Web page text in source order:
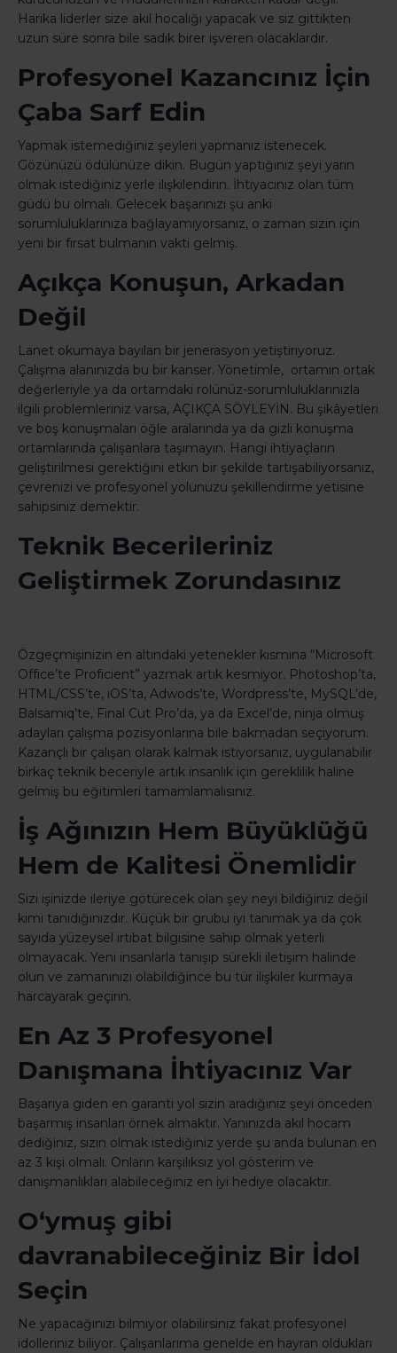
Harika liderler size akıl hocalığı yapacak ve siz gittikten
uzun süre sonra bile sadık birer işveren olacaklardır.
Profesyonel Kazancınız İçin
Çaba Sarf Edin
Yapmak istemediğiniz şeyleri yapmanız istenecek.
Gözünüzü ödülünüze dikin. Bugün yaptığınız şeyi yarın
olmak istediğiniz yerle ilişkilendirin. İhtiyacınız olan tüm
güdü bu olmalı. Gelecek başarınızı şu anki
sorumluluklarınıza bağlayamıyorsanız, o zaman sizin için
yeni bir fırsat bulmanın vakti gelmiş.
Açıkça Konuşun, Arkadan
Değil
Lanet okumaya bayılan bir jenerasyon yetiştiriyoruz.
Çalışma alanınızda bu bir kanser. Yönetimle, ortamın ortak
değerleriyle ya da ortamdaki rolünüz-sorumluluklarınızla
ilgili problemleriniz varsa, AÇIKÇA SÖYLEYİN. Bu şikâyetleri
ve boş konuşmaları öğle aralarında ya da gizli konuşma
ortamlarında çalışanlara taşımayın. Hangi ihtiyaçların
geliştirilmesi gerektiğini etkin bir şekilde tartışabiliyorsanız,
çevrenizi ve profesyonel yolunuzu şekillendirme yetisine
sahipsiniz demektir.
Teknik Becerileriniz
Geliştirmek Zorundasınız
Özgeçmişinizin en altındaki yetenekler kısmına “Microsoft
Office’te Proficient” yazmak artık kesmiyor. Photoshop’ta,
HTML/CSS’te, iOS’ta, Adwods’te, Wordpress’te, MySQL’de,
Balsamiq’te, Final Cut Pro’da, ya da Excel’de, ninja olmuş
adayları çalışma pozisyonlarına bile bakmadan seçiyorum.
Kazançlı bir çalışan olarak kalmak istiyorsanız, uygulanabilir
birkaç teknik beceriyle artık insanlık için gereklilik haline
gelmiş bu eğitimleri tamamlamalısınız.
İş Ağınızın Hem Büyüklüğü
Hem de Kalitesi Önemlidir
Sizi işinizde ileriye götürecek olan şey neyi bildiğiniz değil
kimi tanıdığınızdır. Küçük bir grubu iyi tanımak ya da çok
sayıda yüzeysel irtibat bilgisine sahip olmak yeterli
olmayacak. Yeni insanlarla tanışıp sürekli iletişim halinde
olun ve zamanınızı olabildiğince bu tür ilişkiler kurmaya
harcayarak geçirin.
En Az 3 Profesyonel
Danışmana İhtiyacınız Var
Başarıya giden en garanti yol sizin aradığınız şeyi önceden
başarmış insanları örnek almaktır. Yanınızda akıl hocam
dediğiniz, sizin olmak istediğiniz yerde şu anda bulunan en
az 3 kişi olmalı. Onların karşılıksız yol gösterim ve
danışmanlıkları alabileceğiniz en iyi hediye olacaktır.
O‘ymuş gibi
davranabileceğiniz Bir İdol
Seçin
Ne yapacağınızı bilmiyor olabilirsiniz fakat profesyonel
idolleriniz biliyor. Çalışanlarıma genelde en hayran oldukları